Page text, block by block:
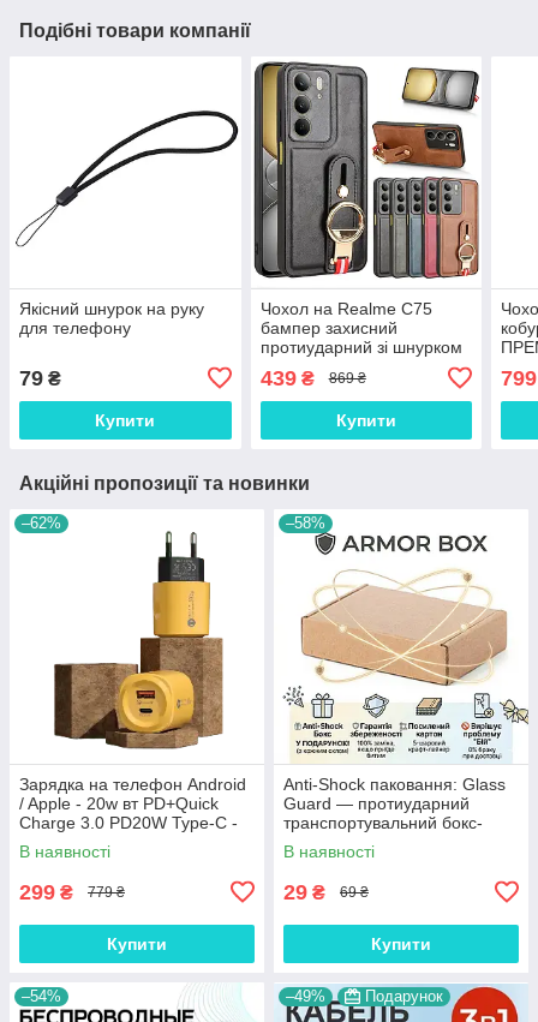
Подібні товари компанії
Якісний шнурок на руку
для телефону
79 ₴
Купити
Чохол на Realme C75
бампер захисний
протиударний зі шнурком
на шию "LEATHER-RING"
439₴ 869 ₴
Купити
799
Акційні пропозиції та новинки
–62%
Зарядка на телефон Android
/ Apple - 20w вт PD+Quick
Charge 3.0 PD20W Type-C -
USB
В наявності
299 ₴ 779 ₴
Купити
–58%
Anti-Shock паковання: Glass
Guard — протиударний
транспортувальний бокс-
коробка
В наявності
29 ₴ 69 ₴
Купити
–54% –49% Подарунок